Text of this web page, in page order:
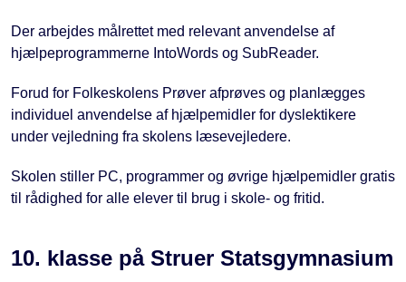
Der arbejdes målrettet med relevant anvendelse af
hjælpeprogrammerne IntoWords og SubReader.
Forud for Folkeskolens Prøver afprøves og planlægges
individuel anvendelse af hjælpemidler for dyslektikere
under vejledning fra skolens læsevejledere.
Skolen stiller PC, programmer og øvrige hjælpemidler gratis
til rådighed for alle elever til brug i skole- og fritid.
10. klasse på Struer Statsgymnasium